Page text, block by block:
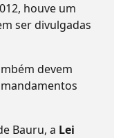
houve um
ser divulgadas
devem
Bauru, a Lei